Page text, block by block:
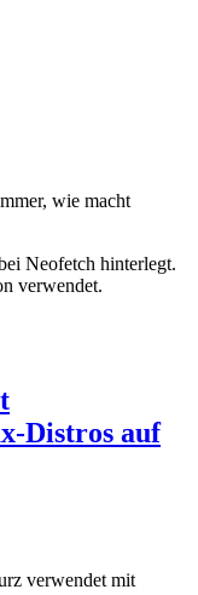
wie macht
Neofetch hinterlegt.
verwendet.
Distros auf
verwendet mit